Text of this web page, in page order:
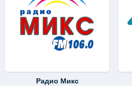
Радио Микс